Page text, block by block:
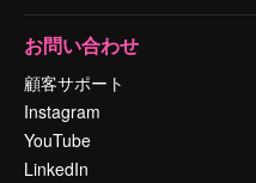
お問い合わせ
顧客サポート
Instagram
YouTube
LinkedIn